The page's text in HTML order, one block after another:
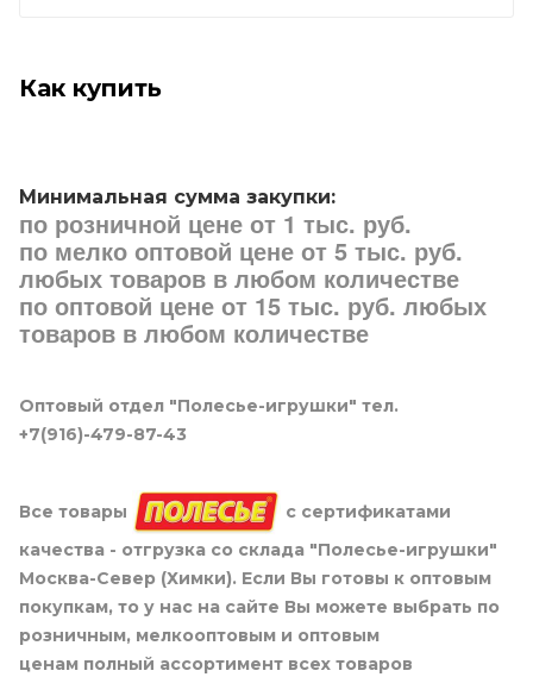
Как купить
Минимальная сумма закупки:
по розничной цене от 1 тыс. руб.
по мелко оптовой цене от 5 тыс. руб.
любых товаров в любом количестве
по оптовой цене от 15 тыс. руб. любых
товаров в любом количестве
Оптовый отдел "Полесье-игрушки" тел.
+7(916)-479-87-43
Все товары
с сертификатами
качества - отгрузка со склада "Полесье-игрушки"
Москва-Север (Химки). Если Вы готовы к оптовым
покупкам, то у нас на сайте Вы можете выбрать по
розничным, мелкооптовым и оптовым
ценам полный ассортимент всех товаров